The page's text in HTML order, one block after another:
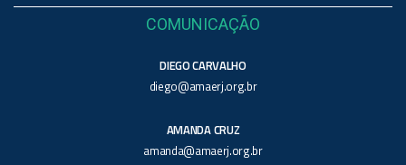
COMUNICAÇÃO
DIEGO CARVALHO
diego@amaerj.org.br
AMANDA CRUZ
amanda@amaerj.org.br